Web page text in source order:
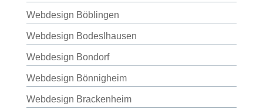
Webdesign Böblingen
Webdesign Bodeslhausen
Webdesign Bondorf
Webdesign Bönnigheim
Webdesign Brackenheim